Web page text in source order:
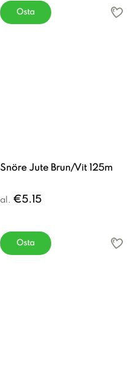
Osta
Snöre Jute Brun/Vit 125m
al. €5.15
Osta